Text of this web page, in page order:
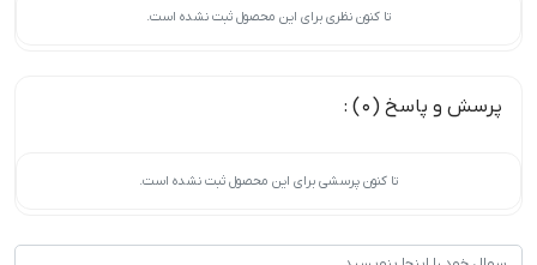
تا کنون نظری برای این محصول ثبت نشده است.
پرسش و پاسخ (0) :
تا کنون پرسشی برای این محصول ثبت نشده است.